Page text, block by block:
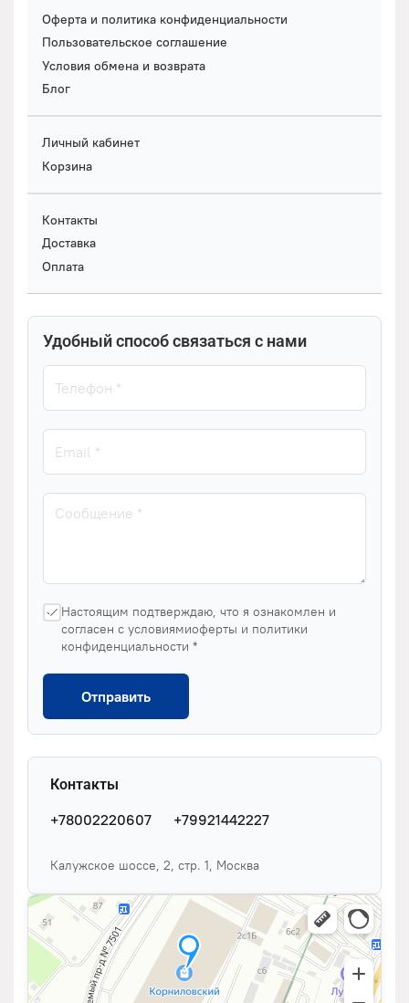
Оферта и политика конфиденциальности
Пользовательское соглашение
Условия обмена и возврата
Блог
Личный кабинет
Корзина
Контакты
Доставка
Оплата
Удобный способ связаться с нами
Настоящим подтверждаю, что я ознакомлен и
согласен с условиямиоферты и политики
конфиденциальности *
Отправить
Контакты
+78002220607 +79921442227
Калужское шоссе, 2, стр. 1, Москва